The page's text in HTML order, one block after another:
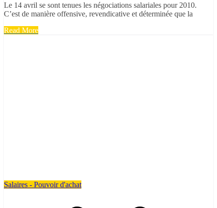
Le 14 avril se sont tenues les négociations salariales pour 2010.
C’est de manière offensive, revendicative et déterminée que la
Read More
Salaires - Pouvoir d'achat